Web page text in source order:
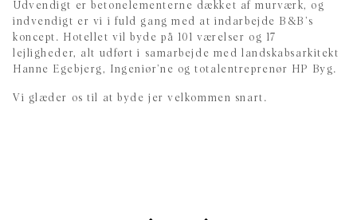
Udvendigt er betonelementerne dækket af murværk, og
indvendigt er vi i fuld gang med at indarbejde B&B’s
koncept. Hotellet vil byde på 101 værelser og 17
lejligheder, alt udført i samarbejde med landskabsarkitekt
Hanne Egebjerg, Ingeniør’ne og totalentreprenør HP Byg.
Vi glæder os til at byde jer velkommen snart.